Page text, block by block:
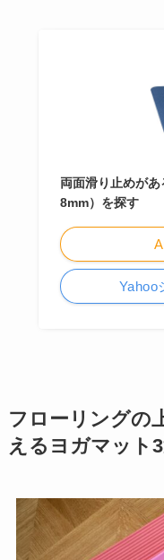
両面滑り止めが
8mm）を探す
Yahoo
フローリングの
えるヨガマット